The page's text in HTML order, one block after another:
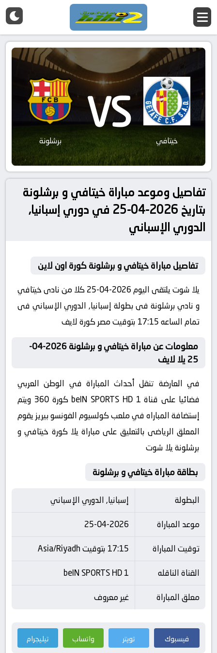
خيتافي VS برشلونة
تفاصيل وموعد مباراة خيتافي و برشلونة
بتاريخ 2026-04-25 في دوري إسبانيا,
الدوري الإسباني
تفاصيل مباراة خيتافي و برشلونة كورة اون لاين
يلا شوت يلتقى اليوم 2026-04-25 كلا من نادى خيتافي
و نادي برشلونة فى بطولة إسبانيا, الدوري الإسباني فى
تمام الساعه 17:15 بتوقيت مصر كورة لايف
معلومات عن مباراة خيتافي و برشلونة 2026-04-
25 يلا لايف
في العارضة تنقل أحداث المباراة في الوطن العربي
فضائيا على قناة beIN SPORTS HD 1 كورة 360 ويتم
إستضافة المباراه في ملعب كولسيوم الفونسو بيريز يقوم
المعلق الرياضى بالتعليق على مباراة يلا كورة خيتافي و
برشلونة يلا شوت
بطاقة مباراة خيتافي و برشلونة
البطولة
إسبانيا, الدوري الإسباني
موعد المباراة
25-04-2026
توقيت المباراة
17:15 بتوقيت Asia/Riyadh
القناة الناقله
beIN SPORTS HD 1
معلق المباراة
غير معروف
فيسبوك تويتر واتساب تيليجرام